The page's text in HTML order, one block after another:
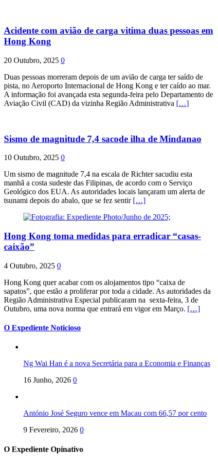
Acidente com avião de carga vitima duas pessoas em
Hong Kong
20 Outubro, 2025 0
Duas pessoas morreram depois de um avião de carga ter saído de
pista, no Aeroporto Internacional de Hong Kong e ter caído ao mar.
A informação foi avançada esta segunda-feira pelo Departamento de
Aviação Civil (CAD) da vizinha Região Administrativa […]
Sismo de magnitude 7,4 sacode ilha de Mindanao
10 Outubro, 2025 0
Um sismo de magnitude 7,4 na escala de Richter sacudiu esta
manhã a costa sudeste das Filipinas, de acordo com o Serviço
Geológico dos EUA. As autoridades locais lançaram um alerta de
tsunami depois do abalo, que se fez sentir […]
Hong Kong toma medidas para erradicar “casas-
caixão”
4 Outubro, 2025 0
Hong Kong quer acabar com os alojamentos tipo “caixa de
sapatos”, que estão a proliferar por toda a cidade. As autoridades da
Região Administrativa Especial publicaram na sexta-feira, 3 de
Outubro, uma nova norma que entrará em vigor em Março. […]
O Expediente Noticioso
Ng Wai Han é a nova Secretária para a Economia e Finanças
16 Junho, 2026 0
António José Seguro vence em Macau com 66,57 por cento
9 Fevereiro, 2026 0
O Expediente Opinativo